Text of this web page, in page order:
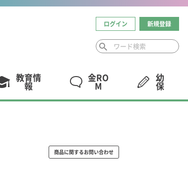
ログイン 新規登録
教育情
報
金RO
M
幼
保
商品に関するお問い合わせ